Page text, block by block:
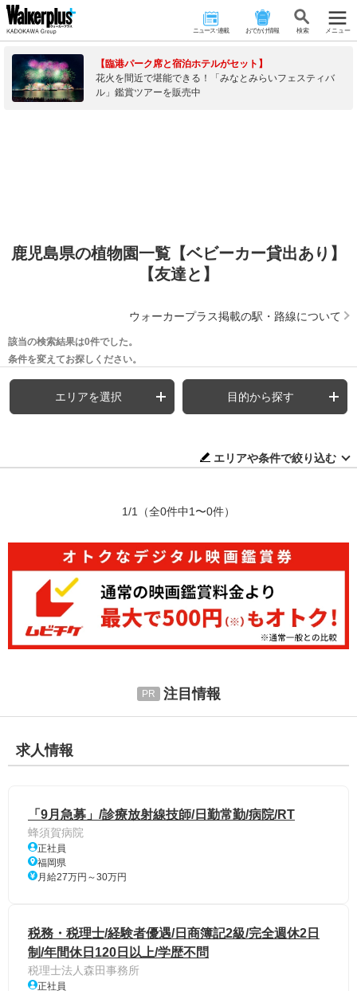
ニュース･連載 おでかけ情報 検 索 メニュー
【臨港パーク席と宿泊ホテルがセット】
花火を間近で堪能できる！「みなとみらいフェスティバ
ル」鑑賞ツアーを販売中
鹿児島県の植物園一覧【ベビーカー貸出あり】
【友達と】
ウォーカープラス掲載の駅・路線について
該当の検索結果は0件でした。
条件を変えてお探しください。
エリアを選択 目的から探す
エリアや条件で絞り込む
1/1 （全0件中1〜0件）
注目情報
求人情報
「9月急募」/診療放射線技師/日勤常勤/病院/RT
蜂須賀病院
正社員
福岡県
月給27万円～30万円
税務・税理士/経験者優遇/日商簿記2級/完全週休2日
制/年間休日120日以上/学歴不問
税理士法人森田事務所
正社員